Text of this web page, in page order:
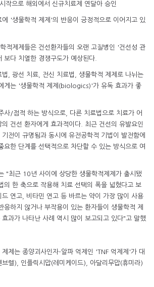
작으로 해외에서 신규치료제 연달아 승인
'생물학적 제제'의 반응이 긍정적으로 이어지고 있
적제제들은 건선환자들의 오랜 고질병인 '건선성 관
보다 치열한 경쟁구도가 예상된다.
법, 광선 치료, 전신 치료법, 생물학적 제제로 나뉘는
게는 '생물학적 제제(biologics)'가 유독 효과가 좋
사/점적 하는 방식으로, 다른 치료법으로 치료가 어
건선 환자에게 효과적이다. 최근 건선의 유발요인
전이 규명됨과 동시에 유전공학적 기법이 발전함에
요한 단계를 선택적으로 차단할 수 있는 방식으로 여
"최근 10년 사이에 상당한 생물학적제제가 출시됐
의 한 축으로 작용해 치료 선택의 폭을 넓혔다고 보
드 연고, 비타민 연고 등 바르는 약이 가장 많이 사용
응하지 않거나 부작용이 있는 환자들이 생물학적 제
과가 나타난 사례 역시 많이 보고되고 있다"고 말했
제는 종양괴사인자-알파 억제인 'TNF 억제제'가 대
렐), 인플릭시맙(레미케이드), 아달리무맙(휴미라)